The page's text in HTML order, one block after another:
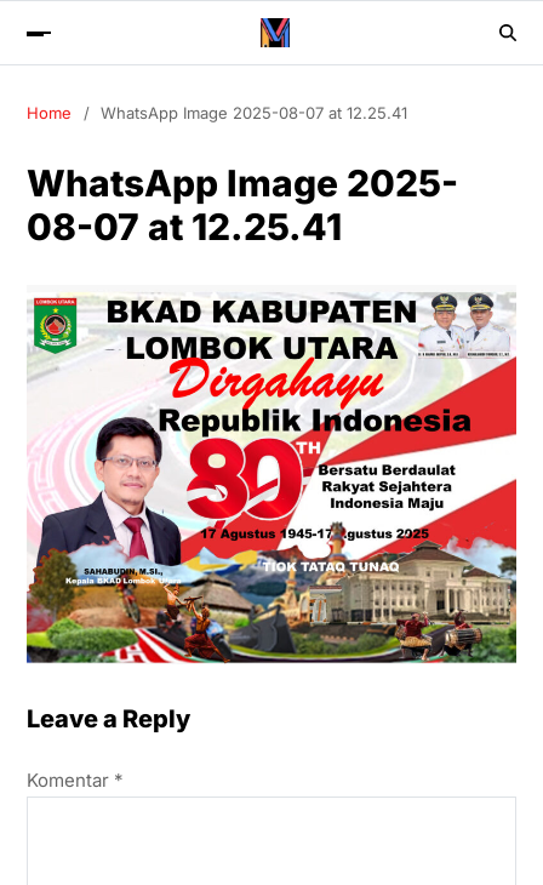
Home WhatsApp Image 2025-08-07 at 12.25.41
WhatsApp Image 2025-
08-07 at 12.25.41
Leave a Reply
Komentar *